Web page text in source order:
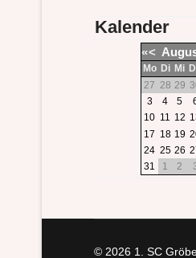
Kalender
«<
Mo Di Mi
27 28 29
3
4 5
10 11 12
17 18 19
24 25 26
31
1 2
© 2026 1. SC